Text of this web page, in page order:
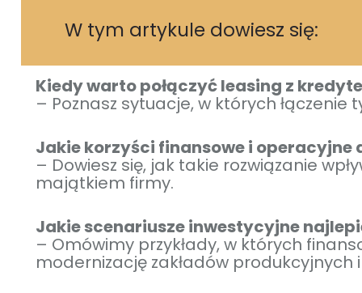
W tym artykule dowiesz się:
Kiedy warto połączyć leasing z
– Poznasz sytuacje, w których
Jakie korzyści finansowe i operacyjne
– Dowiesz się, jak takie rozwiązanie
majątkiem firmy.
Jakie scenariusze inwestycyjne
– Omówimy przykłady, w których
modernizację zakładów produkcyjnych